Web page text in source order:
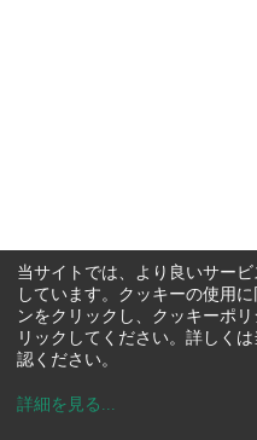
当サイトでは、より良いサー
しています。クッキーの使用
ンをクリックし、クッキーポ
リックしてください。詳しく
認ください。
詳細を見る ...